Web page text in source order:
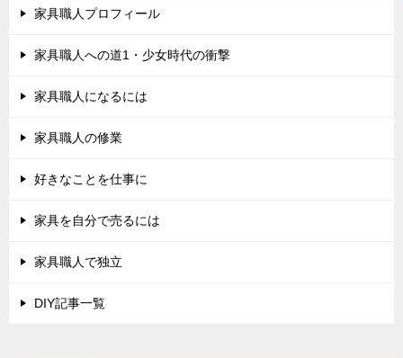
家具職人プロフィール
家具職人への道1・少女時代の衝撃
家具職人になるには
家具職人の修業
好きなことを仕事に
家具を自分で売るには
家具職人で独立
DIY記事一覧